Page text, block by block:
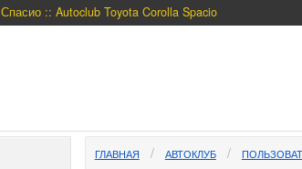
:: Autoclub Toyota Corolla Spacio
ГЛАВНАЯ АВТОКЛУБ